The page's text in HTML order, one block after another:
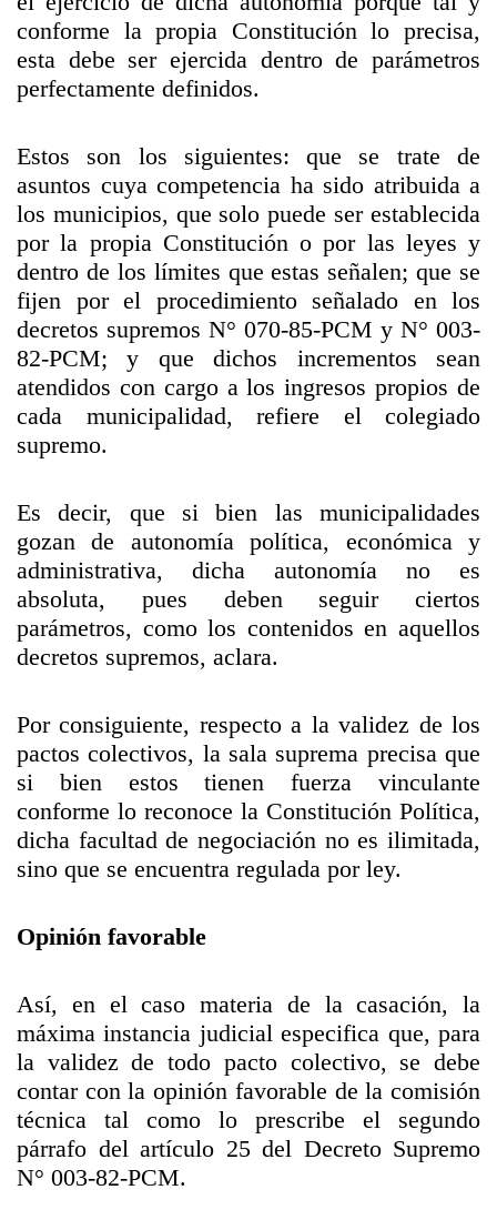
conforme la propia Constitución lo precisa,
esta debe ser ejercida dentro de parámetros
perfectamente definidos.
Estos son los siguientes: que se trate de
asuntos cuya competencia ha sido atribuida a
los municipios, que solo puede ser establecida
por la propia Constitución o por las leyes y
dentro de los límites que estas señalen; que se
fijen por el procedimiento señalado en los
decretos supremos N° 070-85-PCM y N° 003-
82-PCM; y que dichos incrementos sean
atendidos con cargo a los ingresos propios de
cada municipalidad, refiere el colegiado
supremo.
Es decir, que si bien las municipalidades
gozan de autonomía política, económica y
administrativa, dicha autonomía no es
absoluta, pues deben seguir ciertos
parámetros, como los contenidos en aquellos
decretos supremos, aclara.
Por consiguiente, respecto a la validez de los
pactos colectivos, la sala suprema precisa que
si bien estos tienen fuerza vinculante
conforme lo reconoce la Constitución Política,
dicha facultad de negociación no es ilimitada,
sino que se encuentra regulada por ley.
Opinión favorable
Así, en el caso materia de la casación, la
máxima instancia judicial especifica que, para
la validez de todo pacto colectivo, se debe
contar con la opinión favorable de la comisión
técnica tal como lo prescribe el segundo
párrafo del artículo 25 del Decreto Supremo
N° 003-82-PCM.